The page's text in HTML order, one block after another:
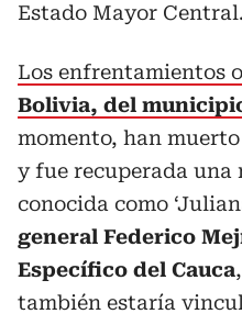
Estado Mayor Central.
Los enfrentamientos
Bolivia, del
momento, han muerto
y fue recuperada una
conocida como
general Federico
Específico del Cauca
también estaría